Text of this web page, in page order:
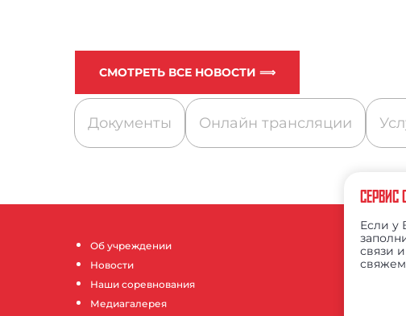
СМОТРЕТЬ ВСЕ НОВОСТИ ⟹
Документы Онлайн трансляции
Об учреждении
Новости
Наши соревнования
Медиагалерея
СЕРВИС
Если у
связи